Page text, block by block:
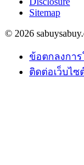
Sitemap
© 2026
ข้อตกลงการ
ติดต่อเว็บไซ